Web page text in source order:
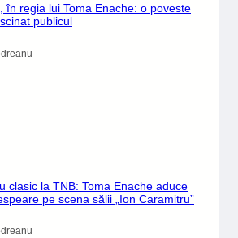
în regia lui Toma Enache: o poveste
publicul
clasic la TNB: Toma Enache aduce
pe scena sălii „Ion Caramitru”